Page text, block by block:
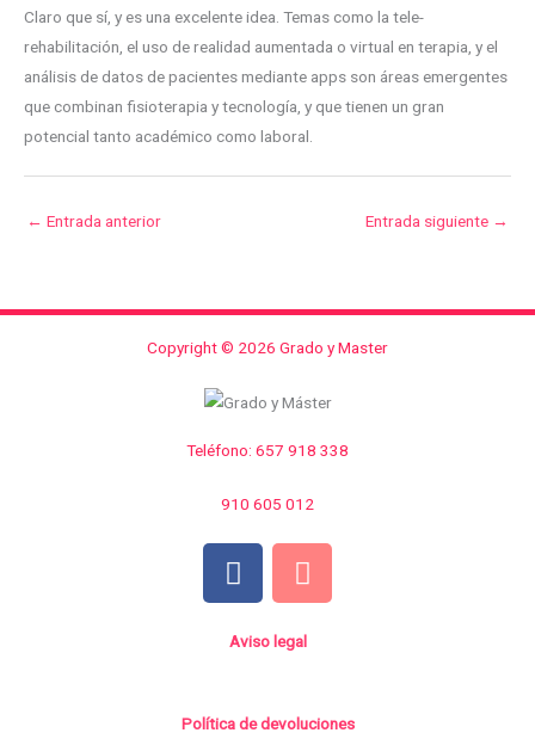
Claro que sí, y es una excelente idea. Temas como la tele-
rehabilitación, el uso de realidad aumentada o virtual en terapia, y el
análisis de datos de pacientes mediante apps son áreas emergentes
que combinan fisioterapia y tecnología, y que tienen un gran
potencial tanto académico como laboral.
← Entrada anterior Entrada siguiente →
Copyright © 2026 Grado y Master
Teléfono: 657 918 338
910 605 012
F
a
e
I
n
t
Aviso legal
Política de devoluciones